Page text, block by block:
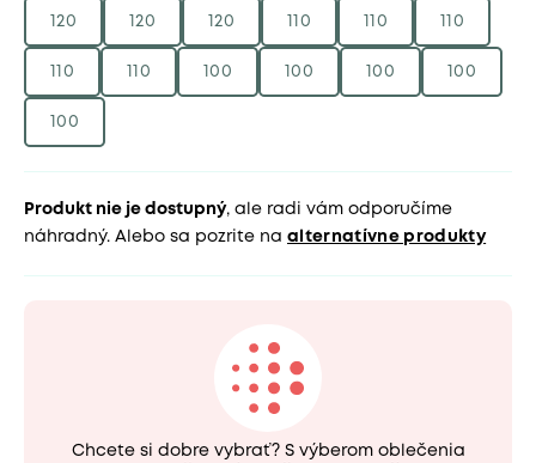
120 120 120 110 110 110
110 110 100 100 100 100
100
Produkt nie je dostupný, ale radi vám odporučíme
náhradný. Alebo sa pozrite na alternatívne produkty
Chcete si dobre vybrať? S výberom oblečenia